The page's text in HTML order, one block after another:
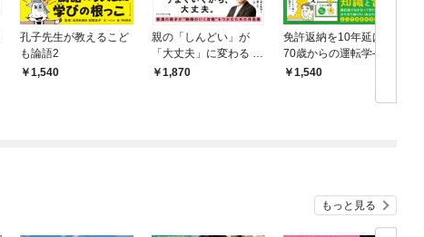
孔子先生が教えるこど
も論語2
1,540
親の「しんどい」が
「大丈夫」に変わる 中
学受験の味方
1,870
免許返納を10年延ばす
70歳からの運転学――
安全運転を続けるため
1,540
もっと見る